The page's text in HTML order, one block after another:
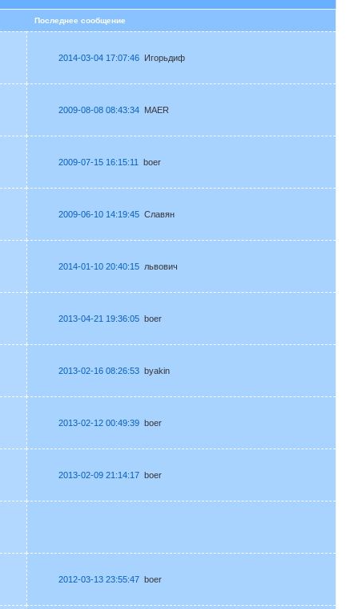
Последнее сообщение
2014-03-04 17:07:46 Игорьдиф
2009-08-08 08:43:34 MAER
2009-07-15 16:15:11 boer
2009-06-10 14:19:45 Славян
2014-01-10 20:40:15 львович
2013-04-21 19:36:05 boer
2013-02-16 08:26:53 byakin
2013-02-12 00:49:39 boer
2013-02-09 21:14:17 boer
2012-03-13 23:55:47 boer